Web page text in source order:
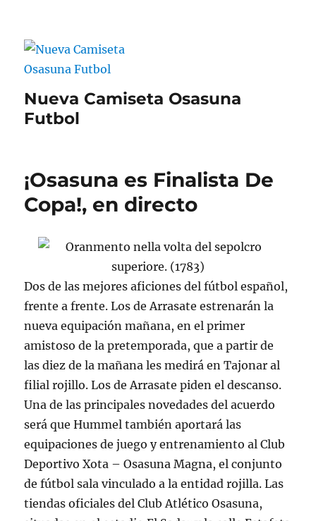
Nueva Camiseta Osasuna
Futbol
¡Osasuna es Finalista De
Copa!, en directo
Dos de las mejores aficiones del fútbol español,
frente a frente. Los de Arrasate estrenarán la
nueva equipación mañana, en el primer
amistoso de la pretemporada, que a partir de
las diez de la mañana les medirá en Tajonar al
filial rojillo. Los de Arrasate piden el descanso.
Una de las principales novedades del acuerdo
será que Hummel también aportará las
equipaciones de juego y entrenamiento al Club
Deportivo Xota – Osasuna Magna, el conjunto
de fútbol sala vinculado a la entidad rojilla. Las
tiendas oficiales del Club Atlético Osasuna,